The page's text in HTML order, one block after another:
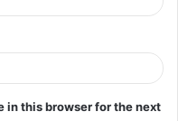
in this browser for the next